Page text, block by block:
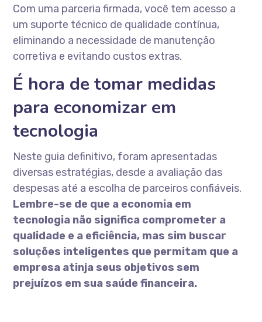
Com uma parceria firmada, você tem acesso a
um suporte técnico de qualidade contínua,
eliminando a necessidade de manutenção
corretiva e evitando custos extras.
É hora de tomar medidas
para economizar em
tecnologia
Neste guia definitivo, foram apresentadas
diversas estratégias, desde a avaliação das
despesas até a escolha de parceiros confiáveis.
Lembre-se de que a economia em
tecnologia não significa comprometer a
qualidade e a eficiência, mas sim buscar
soluções inteligentes que permitam que a
empresa atinja seus objetivos sem
prejuízos em sua saúde financeira.